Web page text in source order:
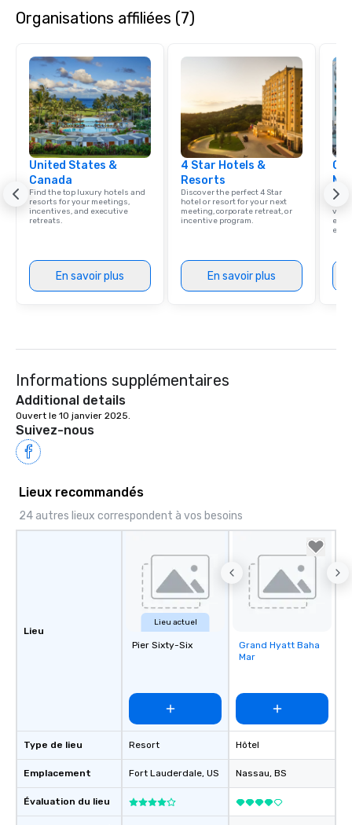
Organisations affiliées (7)
United States &
Canada
Find the top luxury hotels and
resorts for your meetings,
incentives, and executive
retreats.
En savoir plus
4 Star Hotels &
Resorts
Discover the perfect 4 Star
hotel or resort for your next
meeting, corporate retreat, or
incentive program.
En savoir plus
Informations supplémentaires
Additional details
Ouvert le 10 janvier 2025.
Suivez-nous
Lieux recommandés
24 autres lieux correspondent à vos besoins
Lieu
Type de lieu
Emplacement
Évaluation du lieu
Lieu actuel
Pier Sixty-Six
Resort
Fort Lauderdale, US
Removed from
favorites
Grand Hyatt Baha
Mar
Hôtel
Nassau, BS